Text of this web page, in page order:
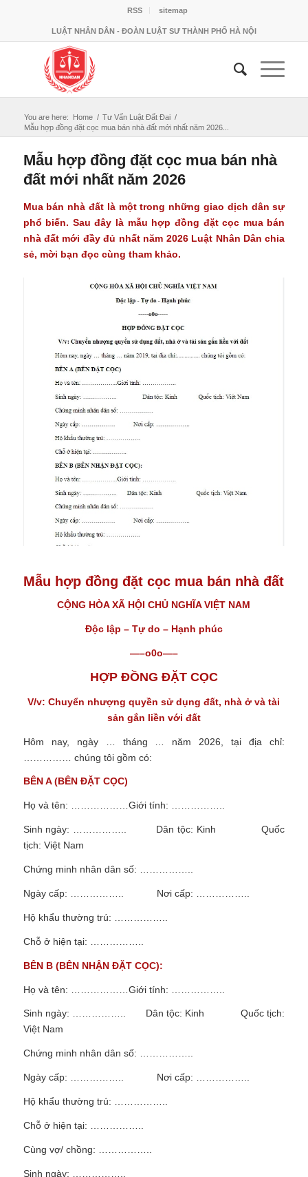
RSS sitemap
LUẬT NHÂN DÂN - ĐOÀN LUẬT SƯ THÀNH PHỐ HÀ NỘI
You are here: Home / Tư Vấn Luật Đất Đai /
Mẫu hợp đồng đặt cọc mua bán nhà đất mới nhất năm 2026...
Mẫu hợp đồng đặt cọc mua bán nhà
đất mới nhất năm 2026
Mua bán nhà đất là một trong những giao dịch dân sự
phổ biến. Sau đây là mẫu hợp đồng đặt cọc mua bán
nhà đất mới đầy đủ nhất năm 2026 Luật Nhân Dân chia
sẻ, mời bạn đọc cùng tham khảo.
Mẫu hợp đồng đặt cọc mua bán nhà đất
CỘNG HÒA XÃ HỘI CHỦ NGHĨA VIỆT NAM
Độc lập – Tự do – Hạnh phúc
—–o0o—–
HỢP ĐỒNG ĐẶT CỌC
V/v: Chuyển nhượng quyền sử dụng đất, nhà ở và tài
sản gắn liền với đất
Hôm nay, ngày … tháng … năm 2026, tại địa chỉ:
…………… chúng tôi gồm có:
BÊN A (BÊN ĐẶT CỌC)
Họ và tên: ………………Giới tính: ……………..
Sinh ngày: ……………..
Dân tộc: Kinh Quốc
tịch: Việt Nam
Chứng minh nhân dân số: ……………..
Ngày cấp: …………….. Nơi cấp: ……………..
Hộ khẩu thường trú:
Chỗ ở hiện tại:
BÊN B (BÊN NHẬN ĐẶT CỌC):
Họ và tên: ………………Giới tính: ……………..
Sinh ngày: …………….. Dân tộc: KinhQuốc tịch:
Việt Nam
Chứng minh nhân dân số: ……………..
Ngày cấp: …………….. Nơi cấp: ……………..
Hộ khẩu thường trú:
Chỗ ở hiện tại:
Cùng vợ/ chồng: ……………..
Sinh ngày: ……………..